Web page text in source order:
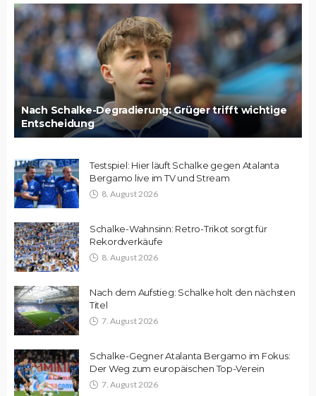
Nach Schalke-Degradierung: Grüger trifft wichtige
Entscheidung
Testspiel: Hier läuft Schalke gegen Atalanta
Bergamo live im TV und Stream
8. August 2026
Schalke-Wahnsinn: Retro-Trikot sorgt für
Rekordverkäufe
8. August 2026
Nach dem Aufstieg: Schalke holt den nächsten
Titel
7. August 2026
Schalke-Gegner Atalanta Bergamo im Fokus:
Der Weg zum europäischen Top-Verein
7. August 2026